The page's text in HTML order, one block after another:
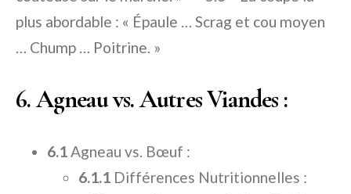
plus abordable : « Épaule … Scrag et cou moyen
… Chump … Poitrine. »
6. Agneau vs. Autres Viandes :
6.1Agneau vs. Bœuf :
6.1.1 Différences Nutritionnelles :